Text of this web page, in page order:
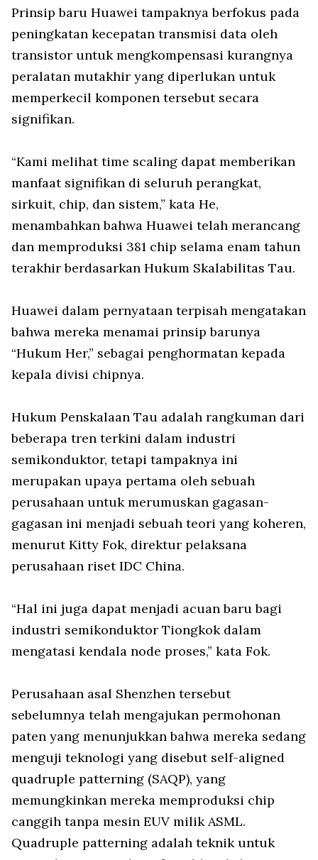
Prinsip baru Huawei tampaknya berfokus pada
peningkatan kecepatan transmisi data oleh
transistor untuk mengkompensasi kurangnya
peralatan mutakhir yang diperlukan untuk
memperkecil komponen tersebut secara
signifikan.
“Kami melihat time scaling dapat memberikan
manfaat signifikan di seluruh perangkat,
sirkuit, chip, dan sistem,” kata He,
menambahkan bahwa Huawei telah merancang
dan memproduksi 381 chip selama enam tahun
terakhir berdasarkan Hukum Skalabilitas Tau.
Huawei dalam pernyataan terpisah mengatakan
bahwa mereka menamai prinsip barunya
“Hukum Her,” sebagai penghormatan kepada
kepala divisi chipnya.
Hukum Penskalaan Tau adalah rangkuman dari
beberapa tren terkini dalam industri
semikonduktor, tetapi tampaknya ini
merupakan upaya pertama oleh sebuah
perusahaan untuk merumuskan gagasan-
gagasan ini menjadi sebuah teori yang koheren,
menurut Kitty Fok, direktur pelaksana
perusahaan riset IDC China.
“Hal ini juga dapat menjadi acuan baru bagi
industri semikonduktor Tiongkok dalam
mengatasi kendala node proses,” kata Fok.
Perusahaan asal Shenzhen tersebut
sebelumnya telah mengajukan permohonan
paten yang menunjukkan bahwa mereka sedang
menguji teknologi yang disebut self-aligned
quadruple patterning (SAQP), yang
memungkinkan mereka memproduksi chip
canggih tanpa mesin EUV milik ASML.
Quadruple patterning adalah teknik untuk